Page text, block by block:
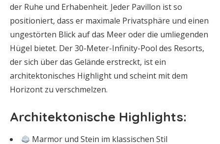
der Ruhe und Erhabenheit. Jeder Pavillon ist so
positioniert, dass er maximale Privatsphäre und einen
ungestörten Blick auf das Meer oder die umliegenden
Hügel bietet. Der 30-Meter-Infinity-Pool des Resorts,
der sich über das Gelände erstreckt, ist ein
architektonisches Highlight und scheint mit dem
Horizont zu verschmelzen.
Architektonische Highlights:
Marmor und Stein im klassischen Stil